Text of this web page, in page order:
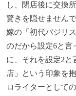
し、閉店後に交換
驚きを隠せません
嫁の「初代バジリ
のだから設定6と言
に、それを設定2と
店」という印象を
ロライターとして